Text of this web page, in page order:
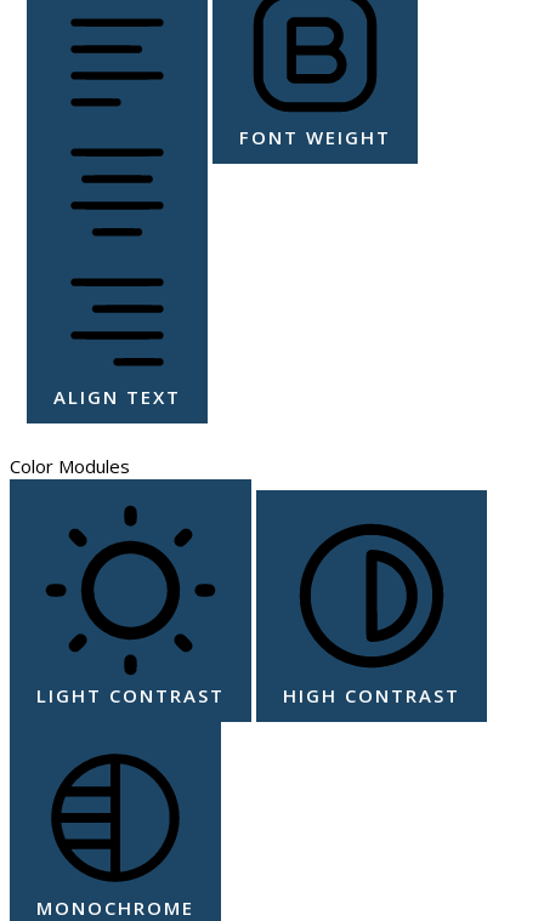
ALIGN TEXT
FONT WEIGHT
Color Modules
LIGHT CONTRAST HIGH CONTRAST
MONOCHROME